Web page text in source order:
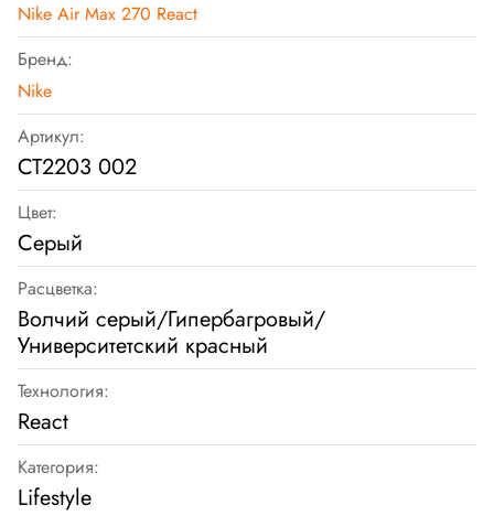
Nike Air Max 270 React
Бренд:
Nike
Артикул:
CT2203 002
Цвет:
Серый
Расцветка:
Волчий серый/Гипербагровый/
Университетский красный
Технология:
React
Категория:
Lifestyle